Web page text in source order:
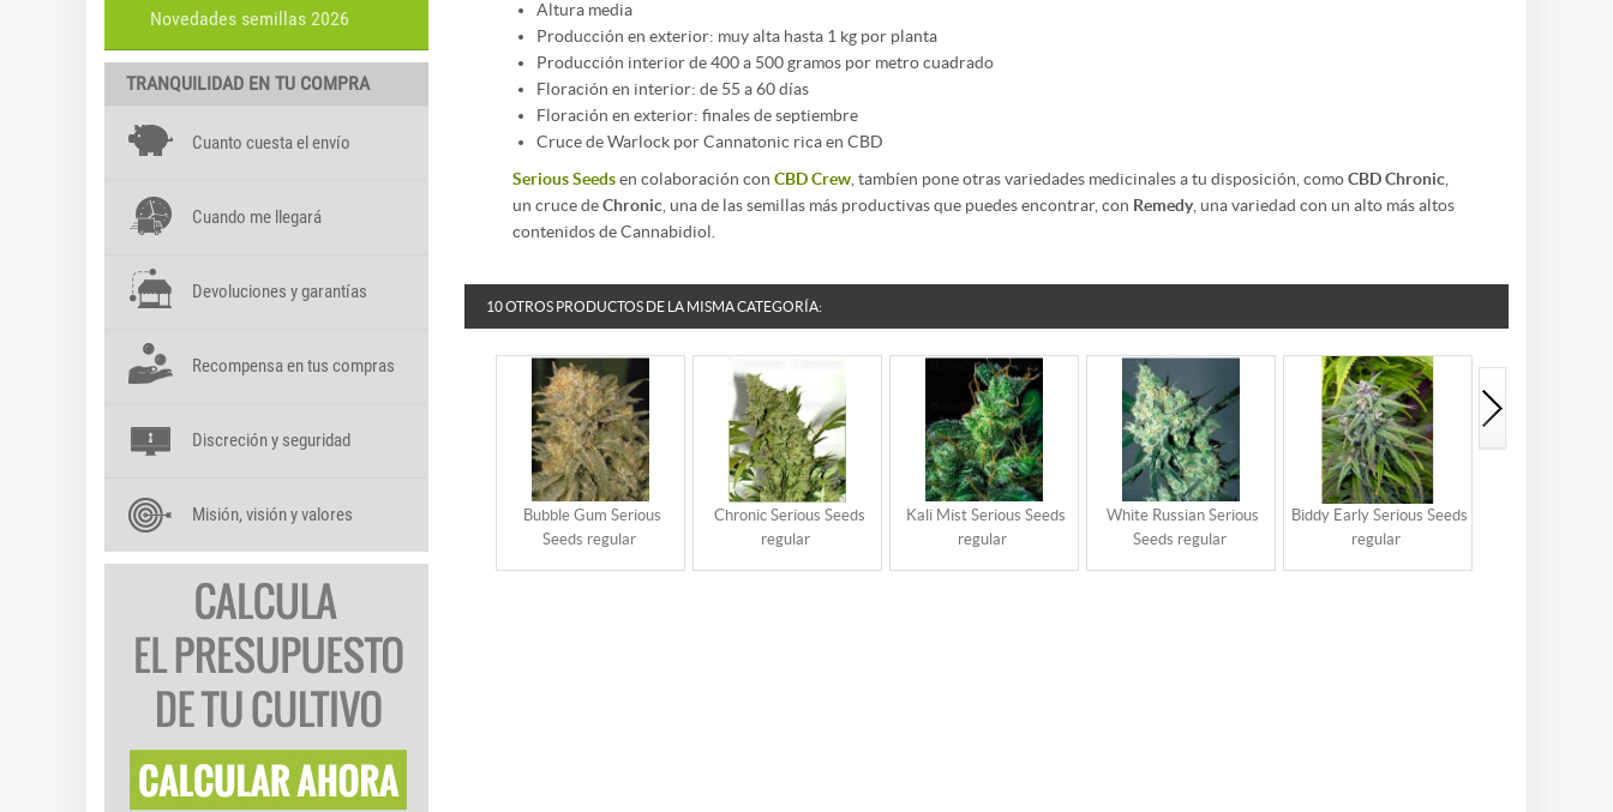
Novedades semillas 2026
TRANQUILIDAD EN TU COMPRA
Cuanto cuesta el envío
Cuando me llegará
Devoluciones y garantías
Recompensa en tus compras
Discreción y seguridad
Misión, visión y valores
Altura media
Producción en exterior: muy alta hasta 1 kg por planta
Producción interior de 400 a 500 gramos por metro cuadrado
Floración en interior: de 55 a 60 días
Floración en exterior: finales de septiembre
Cruce de Warlock por Cannatonic rica en CBD
Serious Seedsen colaboración con CBD Crew , tambíen pone otras variedades medicinales a tu disposición, comoCBD Chronic
un cruce deChronic , una de las semillas más productivas que puedes encontrar, con Remedy, una variedad con un alto más altos
contenidos de Cannabidiol.
10 OTROS PRODUCTOS DE LA MISMA CATEGORÍA:
Bubble Gum Serious
Seeds regular
Chronic Serious Seeds
regular
Kali Mist Serious Seeds
regular
White Russian Serious
Seeds regular
Biddy Early Serious Seeds
regular